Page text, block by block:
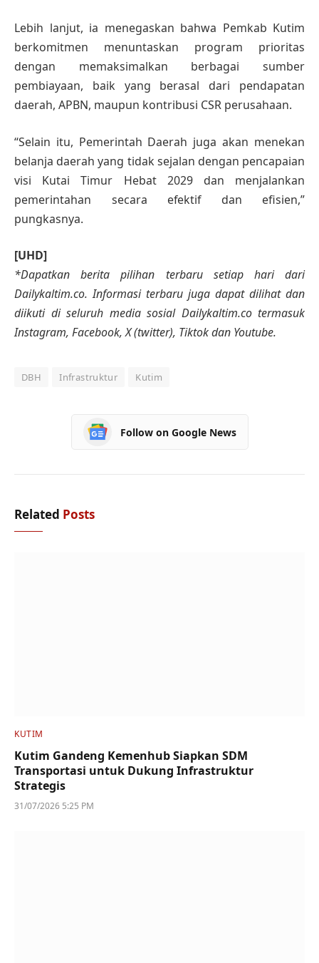
Lebih lanjut, ia menegaskan bahwa Pemkab Kutim
berkomitmen menuntaskan program prioritas
dengan memaksimalkan berbagai sumber
pembiayaan, baik yang berasal dari pendapatan
daerah, APBN, maupun kontribusi CSR perusahaan.
“Selain itu, Pemerintah Daerah juga akan menekan
belanja daerah yang tidak sejalan dengan pencapaian
visi Kutai Timur Hebat 2029 dan menjalankan
pemerintahan secara efektif dan efisien,”
pungkasnya.
[UHD]
*Dapatkan berita pilihan terbaru setiap hari dari
Dailykaltim.co. Informasi terbaru juga dapat dilihat dan
diikuti di seluruh media sosial Dailykaltim.co termasuk
Instagram, Facebook, X (twitter), Tiktok dan Youtube.
DBH Infrastruktur Kutim
Follow on Google News
Related Posts
KUTIM
Kutim Gandeng Kemenhub Siapkan SDM
Transportasi untuk Dukung Infrastruktur
Strategis
31/07/2026 5:25 PM